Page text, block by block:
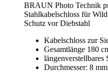
BRAUN Photo Technik
Stahlkabelschloss für
Schutz vor Diebstahl
Kabelschloss zur
Gesamtlänge 180
längenverstellbares
Durchmesser: 8 mm